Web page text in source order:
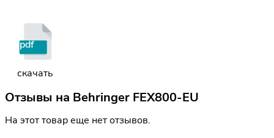
pdf
скачать
Отзывы на Behringer FEX800-EU
На этот товар еще нет отзывов.